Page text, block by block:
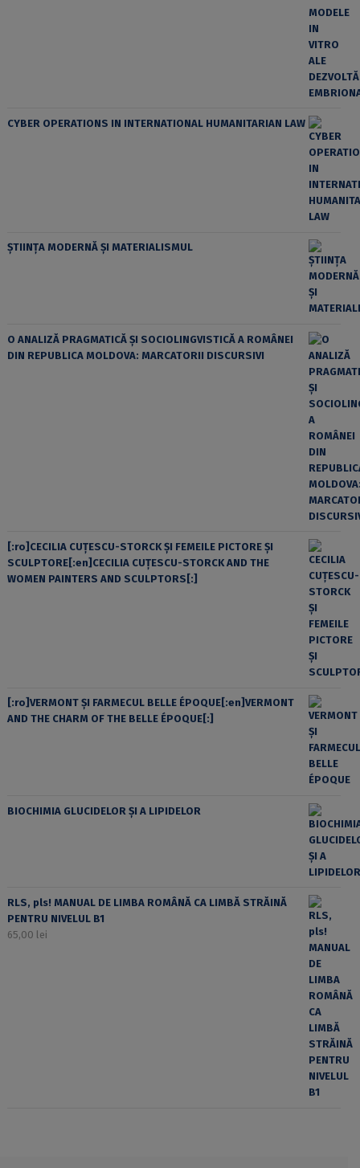
CYBER OPERATIONS IN INTERNATIONAL HUMANITARIAN LAW
ȘTIINȚA MODERNĂ ȘI MATERIALISMUL
O ANALIZĂ PRAGMATICĂ ȘI SOCIOLINGVISTICĂ A ROMÂNEI
DIN REPUBLICA MOLDOVA: MARCATORII DISCURSIVI
[:ro]CECILIA CUŢESCU-STORCK ŞI FEMEILE PICTORE ŞI
SCULPTORE[:en]CECILIA CUŢESCU-STORCK AND THE
WOMEN PAINTERS AND SCULPTORS[:]
[:ro]VERMONT ȘI FARMECUL BELLE ÉPOQUE[:en]VERMONT
AND THE CHARM OF THE BELLE ÉPOQUE[:]
BIOCHIMIA GLUCIDELOR ȘI A LIPIDELOR
RLS, pls! MANUAL DE LIMBA ROMÂNĂ CA LIMBĂ STRĂINĂ
PENTRU NIVELUL B1
65,00 lei